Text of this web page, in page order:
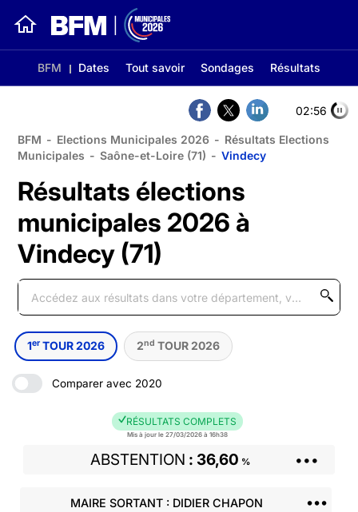
BFM Dates Tout savoir Sondages Résultats
02:56
BFM - Elections Municipales 2026 - Résultats Elections
Municipales - Saône-et-Loire (71) - Vindecy
Résultats élections
municipales 2026 à
Vindecy (71)
1er TOUR 2026 2nd TOUR 2026
Comparer avec 2020
RÉSULTATS COMPLETS
Mis à jour le 27/03/2026 à 16h38
ABSTENTION 36,60 % •••
MAIRE SORTANT : DIDIER CHAPON •••